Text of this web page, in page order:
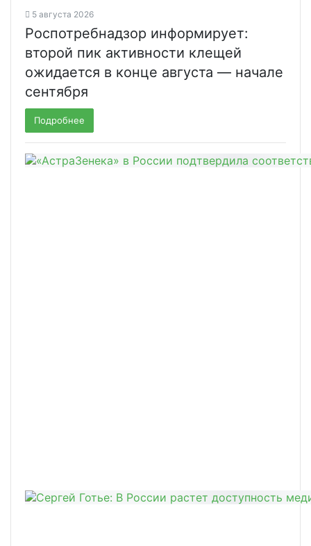
5 августа 2026
Роспотребнадзор информирует:
второй пик активности клещей
ожидается в конце августа — начале
сентября
Подробнее